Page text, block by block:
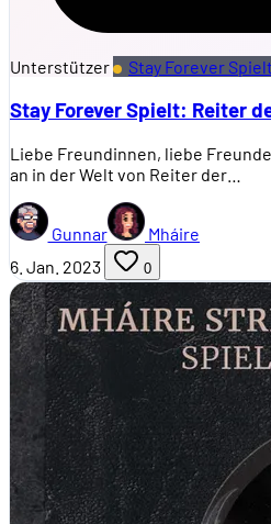
Unterstützer Stay Forever Spielt
Stay Forever Spielt: Reiter
Liebe Freundinnen, liebe
an in der Welt von Reiter der…
Gunnar
Mháire
6. Jan. 2023
0